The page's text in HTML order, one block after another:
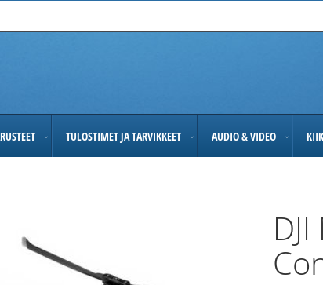
TULOSTIMET JA TARVIKKEET AUDIO & VIDEO